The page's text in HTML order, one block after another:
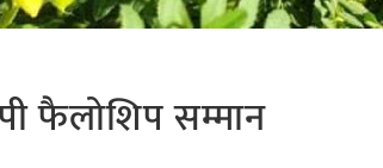
फैलोशिप सम्मान